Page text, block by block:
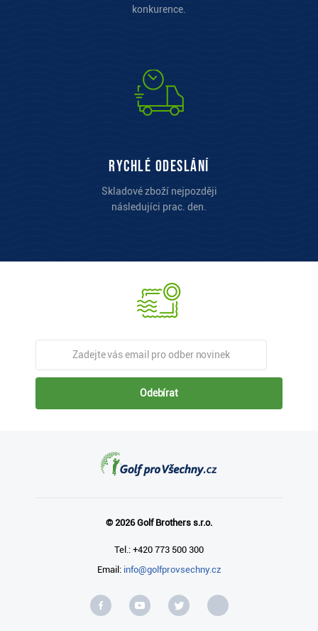
konkurence.
Rychlé odeslání
Skladové zboží nejpozději
následujíci prac. den.
Odebírat
© 2026 Golf Brothers s.r.o.
Tel.: +420 773 500 300
Email: info@golfprovsechny.cz